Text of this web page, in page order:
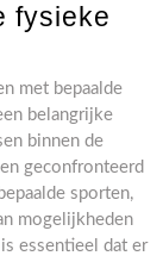
fysieke
met bepaalde
belangrijke
binnen de
geconfronteerd
sporten,
mogelijkheden
essentieel dat er